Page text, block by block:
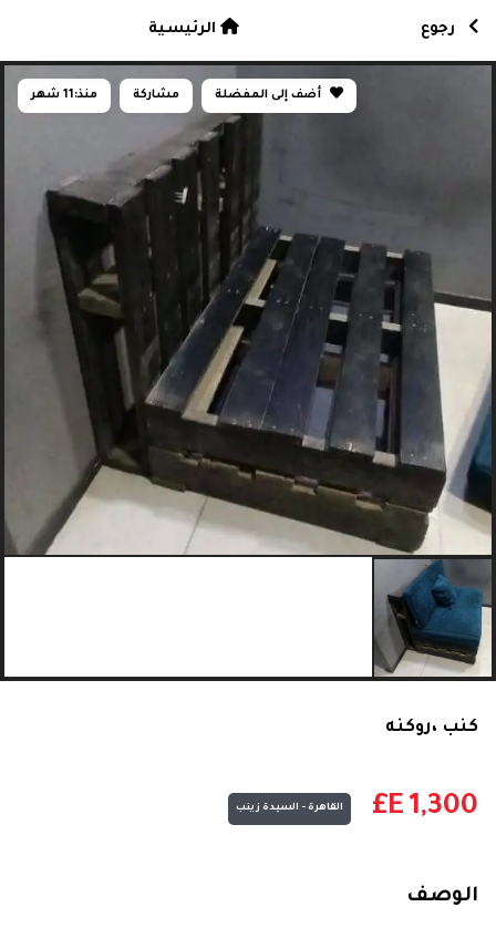
أضف إلى المفضلة مشاركة منذ:11 شهر
كنب ،روكنه
E£ 1,300 القاهرة - السيدة زينب
الوصف
رجوع الرئيسية